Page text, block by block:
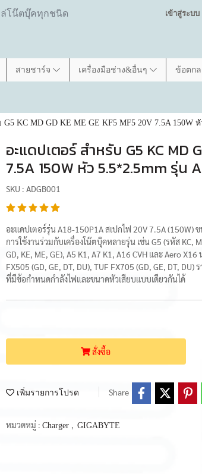
ล่โน๊ตบุ๊คทุกชนิด เข้าสู่ระบบ
สายชาร์จ เครื่องมือช่าง&อื่นๆ ข้อตกล
KC MD GD KE ME GE KF5 MF5 20V 7.5A 150W
อะแดปเตอร์ สำหรับ G5 KC MD
7.5A 150W หัว 5.5*2.5mm รุ่น
SKU : ADGB001
อะแดปเตอร์รุ่น A18-150P1A สเปกไฟ 20V 7.5A
การใช้งานร่วมกับเครื่องโน๊ตบุ๊คหลายรุ่น เช่น G5 (รหัส KC,
GD, KE, ME, GE), A5 K1, A7 K1, A16 CVH และ Aero
FX505 (GD, GE, DT, DU), TUF FX705 (GD, GE, DT,
ที่มีข้อกำหนดกำลังไฟและขนาดหัวเสียบแบบเดียวกันได้
สั่งซื้อ
เพิ่มรายการโปรด Share
หมวดหมู่ : Charger GIGABYTE